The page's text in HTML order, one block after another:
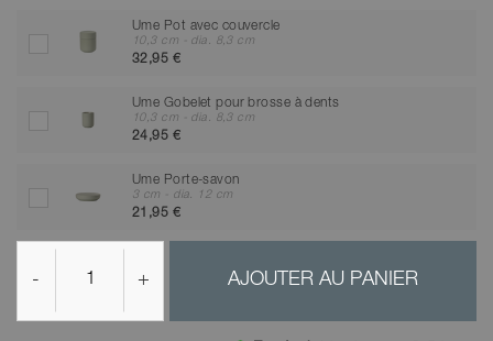
Ume Pot avec couvercle
10,3 cm - dia. 8,3 cm
32,95 €
Ume Gobelet pour brosse à dents
10,3 cm - dia. 8,3 cm
24,95 €
Ume Porte-savon
3 cm - dia. 12 cm
21,95 €
- + AJOUTER AU PANIER